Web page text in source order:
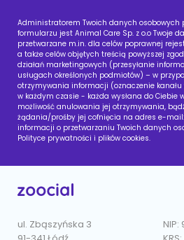
Administratorem Twoich danych osobowych
formularzu jest Animal Care Sp. z o.o Twoje
przetwarzane m.in. dla celów poprawnej
a także celów objętych treścią powyższej
działań marketingowych (przesyłanie
usługach określonych podmiotów) – w
otrzymywania informacji (oznaczenie kanału
w każdym czasie - każda wysłana do Ciebie
możliwość anulowania jej otrzymywania,
żądania/prośby jej cofnięcia na adres e-mail:
informacji o przetwarzaniu Twoich danych
Polityce prywatności i plików cookies.
ul. Zbąszyńska 3